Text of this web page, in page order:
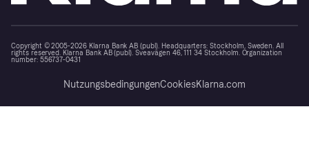
Copyright © 2005-2026 Klarna Bank AB (publ). Headquarters: Stockholm, Sweden. All
rights reserved. Klarna Bank AB (publ). Sveavägen 46, 111 34 Stockholm. Organization
number: 556737-0431
NutzungsbedingungenCookiesKlarna.com